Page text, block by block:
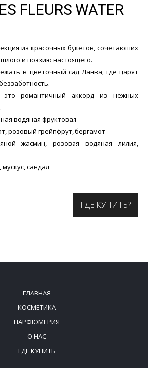
FLEURS WATER
из красочных букетов, сочетаюших
и поэзию настоящего.
в цветочный сад Ланва, где царят
романтичный аккорд из нежных
водяная фруктовая
розовый грейпфрут, бергамот
жасмин, розовая водяная лилия,
сандал
ГДЕ КУПИТЬ?
ГЛАВНАЯ
КОСМЕТИКА
ПАРФЮМЕРИЯ
О НАС
ГДЕ КУПИТЬ